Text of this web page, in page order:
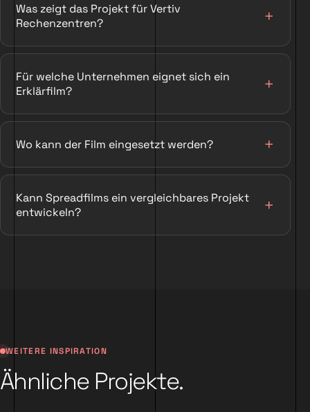
Was zeigt das Projekt für Vertiv
Rechenzentren?
Für welche Unternehmen eignet sich ein
Erklärfilm?
Wo kann der Film eingesetzt werden?
Kann Spreadfilms ein vergleichbares Projekt
entwickeln?
WEITERE INSPIRATION
Ähnliche Projekte.